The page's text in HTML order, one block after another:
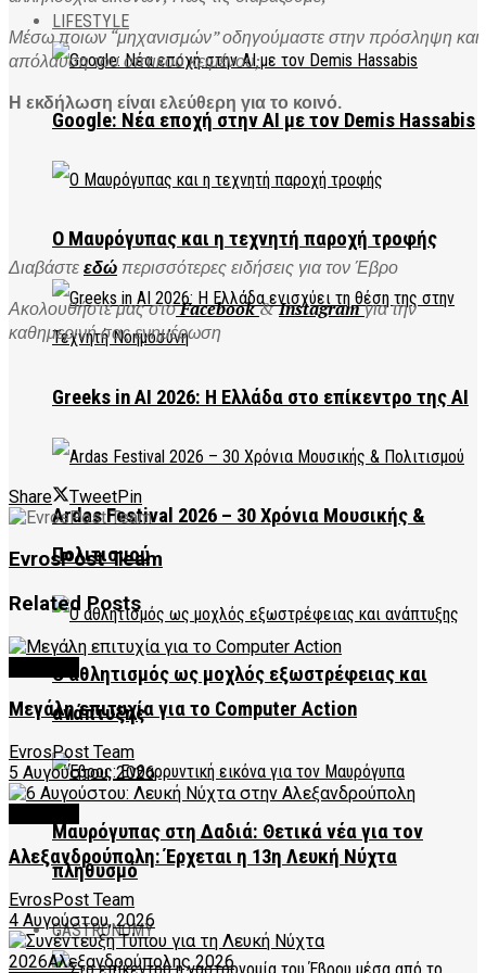
LIFESTYLE
Google: Νέα εποχή στην AI με τον Demis Hassabis
Ο Μαυρόγυπας και η τεχνητή παροχή τροφής
Greeks in AI 2026: Η Ελλάδα στο επίκεντρο της AI
Ardas Festival 2026 – 30 Χρόνια Μουσικής &
Πολιτισμού
Ο αθλητισμός ως μοχλός εξωστρέφειας και
ανάπτυξης
Μαυρόγυπας στη Δαδιά: Θετικά νέα για τον
πληθυσμό
GASTRONOMY
Μέσωποιων“μηχανισμών”οδηγούμαστεστην πρόσληψη και
απόλαυσητουοπτικούκειμένου;
Η εκδήλωση είναι ελεύθερη για το κοινό.
Διαβάστεεδώ περισσότερες ειδήσεις για τον Έβρο
Ακολουθήστε μας στοFacebook&Instagramγια την
καθημερινή σας ενημέρωση
Share TweetPin
EvrosPost Team
Related Posts
Μεγάλη επιτυχία για το Computer Action
EvrosPost Team
5 Αυγούστου, 2026
Αλεξανδρούπολη: Έρχεται η 13η Λευκή Νύχτα
EvrosPost Team
4 Αυγούστου, 2026